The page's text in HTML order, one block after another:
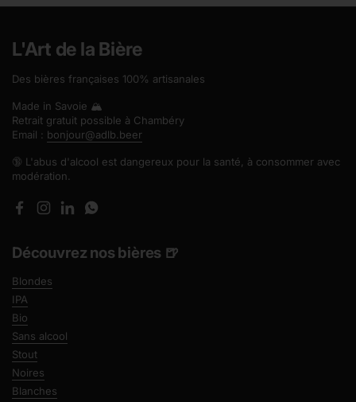
L'Art de la Bière
Des bières françaises 100% artisanales
Made in Savoie 🏔️
Retrait gratuit possible à Chambéry
Email : bonjour@adlb.beer
🔞 L'abus d'alcool est dangereux pour la santé, à consommer avec
modération.
FacebookInstagram
LinkedInWhatsApp
Découvrez nos bières 🍺
Blondes
IPA
Bio
Sans alcool
Stout
Noires
Blanches